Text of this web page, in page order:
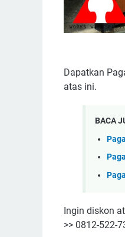
Dapatkan
atas ini.
BACA
Ingin diskon
>> 0812-522-